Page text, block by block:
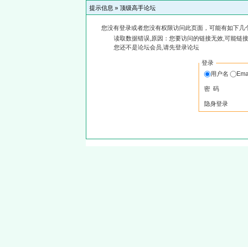
提示信息 » 顶级高手论坛
您没有登录或者您没有权限访问此页面，可能有如下几
读取数据错误,原因：您要访问的链接无效,可能链
您还不是论坛会员,请先登录论坛
登录
用户名
密 码
隐身登录